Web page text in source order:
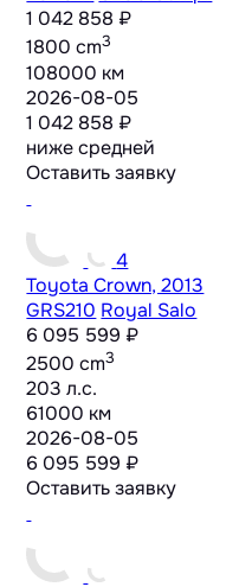
1 042 858 ₽
1800 cm3
108000 км
2026-08-05
1 042 858 ₽
ниже средней
Оставить заявку
4
Toyota Crown, 2013
GRS210 Royal Salo
6 095 599 ₽
2500 cm3
203 л.с.
61000 км
2026-08-05
6 095 599 ₽
Оставить заявку